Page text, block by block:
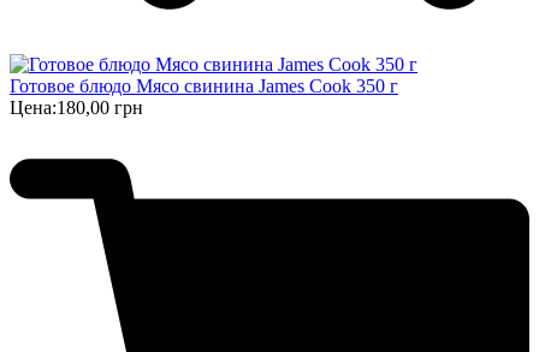
Готовое блюдо Мясо свинина James Cook 350 г
Цена:180,00 грн